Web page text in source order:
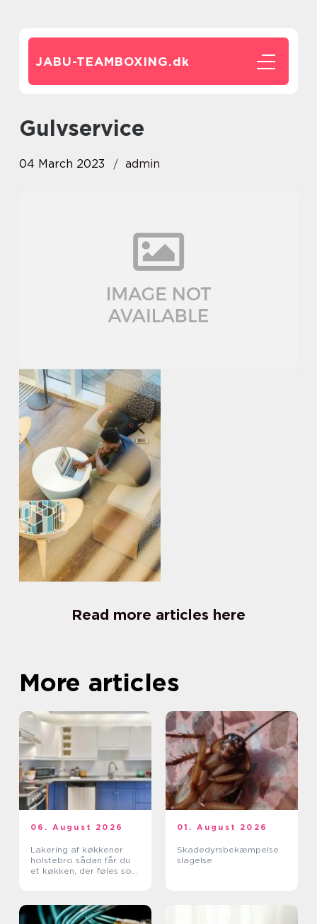
JABU-TEAMBOXING.dk
Gulvservice
04 March 2023 admin
Read more articles here
More articles
06. August 2026
Lakering af køkkener
holstebro sådan får du
et køkken, der føles som
01. August 2026
Skadedyrsbekæmpelse
slagelse